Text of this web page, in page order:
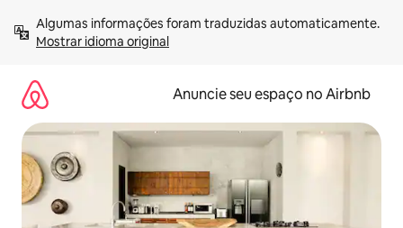
para
Mostrar idioma original
Anuncie seu espaço no Airbnb